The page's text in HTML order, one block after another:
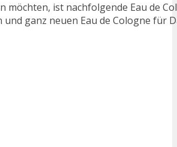
möchten, ist nachfolgende Eau de
und ganz neuen Eau de Cologne für